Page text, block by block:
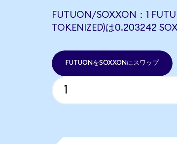
FUTUON/SOXXON：1
TOKENIZED)は0.203242
FUTUONをSOXXONにスワップ